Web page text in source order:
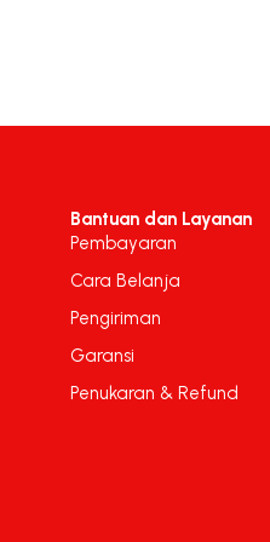
Bantuan dan Layanan
Pembayaran
Cara Belanja
Pengiriman
Garansi
Penukaran & Refund